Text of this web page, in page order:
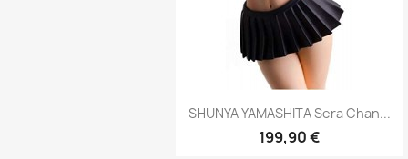
Aperçu rapide
SHUNYA YAMASHITA Sera Chan...
199,90 €